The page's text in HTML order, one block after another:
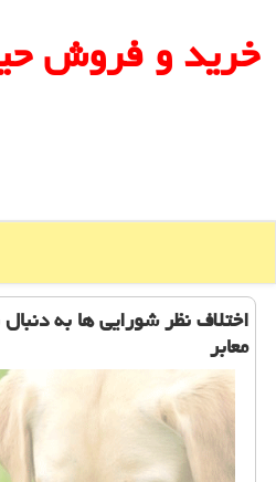
خرید و فروش
اختلاف نظر شورایی ها به
معابر